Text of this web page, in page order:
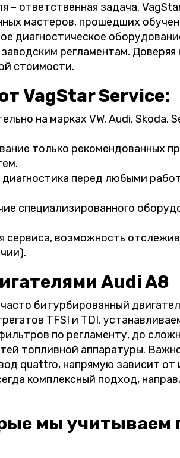
ответственная задача.
мастеров, прошедших
диагностическое
регламентам.
стоимости.
VagStar Service:
на марках VW, Audi, Skoda,
только рекомендованных
перед любыми
специализированного
сервиса, возможность
Audi A8
битурбированный
TFSI и TDI,
по регламенту, до
топливной аппаратуры.
quattro, напрямую зависит от
комплексный подход,
мы учитываем